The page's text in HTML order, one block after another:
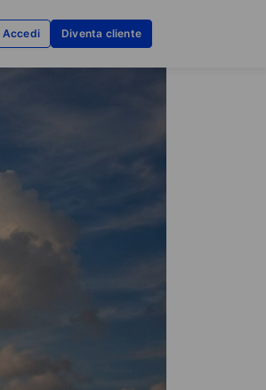
Accedi Diventa cliente